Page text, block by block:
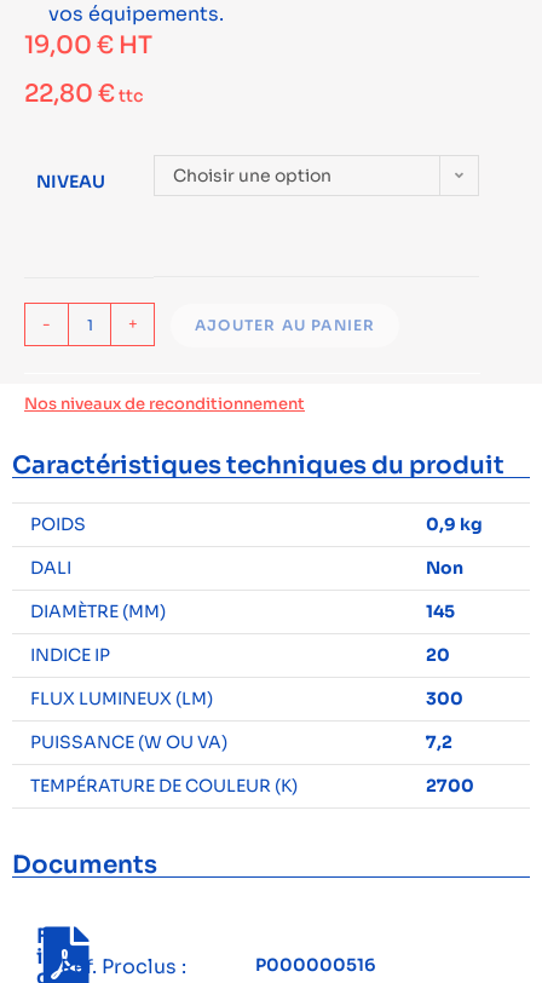
vos équipements.
19,00 € HT
22,80 €ttc
NIVEAU Choisir une option
- + AJOUTER AU PANIER
Nos niveaux de reconditionnement
Caractéristiques techniques du produit
POIDS
0,9 kg
DALI
Non
DIAMÈTRE (MM)
145
INDICE IP
20
FLUX LUMINEUX (LM)
300
PUISSANCE (W OU VA)
7,2
TEMPÉRATURE DE COULEUR (K)
2700
Documents
F
i
c
Réf. Proclus : P000000516